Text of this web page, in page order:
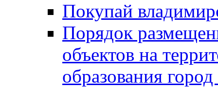
Покупай
Порядок
объектов на
образования